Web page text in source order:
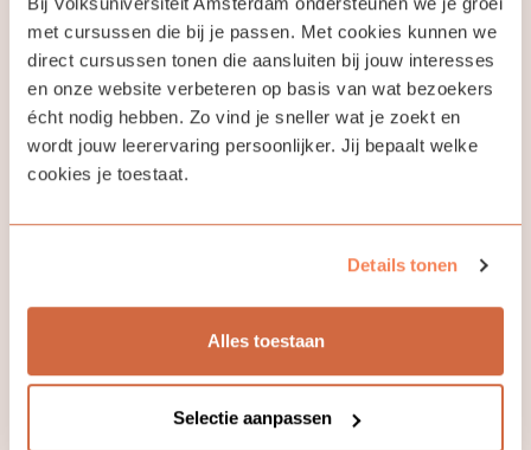
met cursussen die bij je passen. Met cookies kunnen we
direct cursussen tonen die aansluiten bij jouw interesses
en onze website verbeteren op basis van wat bezoekers
écht nodig hebben. Zo vind je sneller wat je zoekt en
wordt jouw leerervaring persoonlijker. Jij bepaalt welke
cookies je toestaat.
Details tonen
Alles toestaan
Selectie aanpassen
Jouw docent
Lia Korrel
Door een structurele aanpak kan iedereen grip krijgen
op het Engels en steeds meer plezier krijgen in het zich